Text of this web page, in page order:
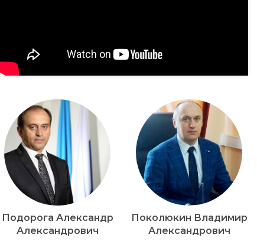
Подорога Александр
Александрович
Поколюкин Владимир
Александрович